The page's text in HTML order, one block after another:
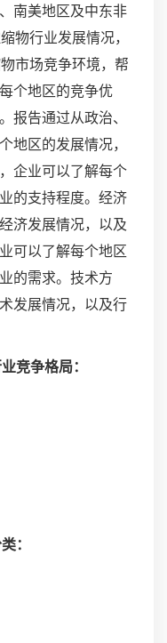
南美地区及中东非
物行业发展情况，
市场竞争环境，帮
个地区的竞争优
报告通过从政治、
地区的发展情况，
企业可以了解每个
的支持程度。经济
济发展情况，以及
可以了解每个地区
的需求。技术方
发展情况，以及行
竞争格局：
：